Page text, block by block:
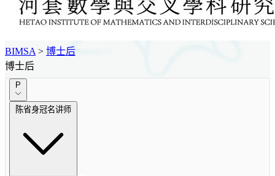
BIMSA > 博士后
博士后
P
陈省身冠名讲师